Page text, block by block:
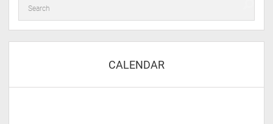
CALENDAR